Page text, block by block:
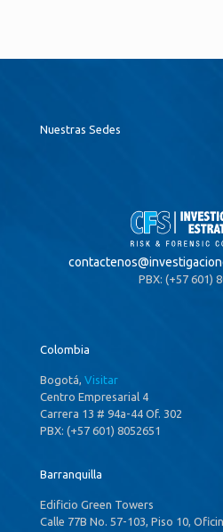
Nuestras Sedes
contactenos@
PBX: (+57 601)
Colombia
Bogotá, Visitar
Centro Empresarial 4
Carrera 13 # 94a-44 Of. 302
PBX: (+57 601) 8052651
Barranquilla
Edificio Green Towers
Calle 77B No. 57-103, Piso 10,